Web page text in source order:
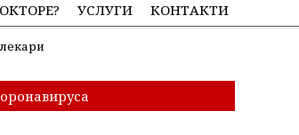
УСЛУГИ КОНТАКТИ